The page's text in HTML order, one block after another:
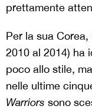
prettamente
Per la sua
2010 al 2014) ha
poco allo stile,
nelle ultime
Warriors sono